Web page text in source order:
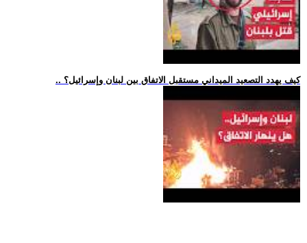
.. كيف يهدد التصعيد الميداني مستقبل الاتفاق بين لبنان وإسرائيل؟